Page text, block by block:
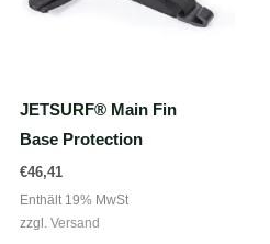
JETSURF® Main Fin
Base Protection
€46,41
Enthält 19% MwSt
zzgl. Versand